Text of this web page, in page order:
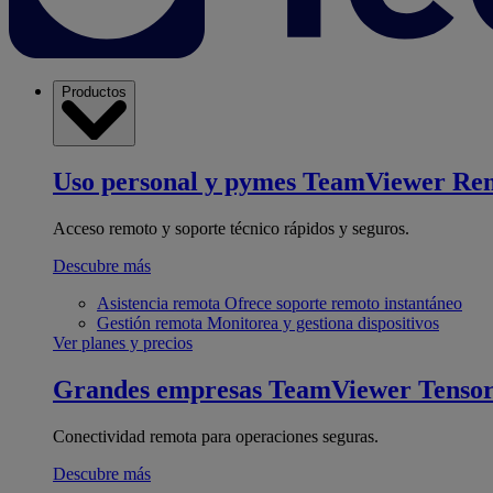
Productos
Uso personal y pymes TeamViewer
Acceso remoto y soporte técnico rápidos y seguros.
Descubre más
Asistencia remota Ofrece soporte remoto instantáneo
Gestión remota Monitorea y gestiona dispositivos
Ver planes y precios
Grandes empresas TeamViewer Tensor
Conectividad remota para operaciones seguras.
Descubre más